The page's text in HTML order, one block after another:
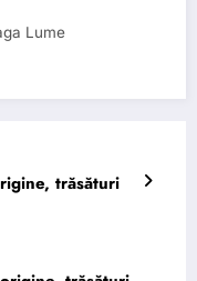
Lume
trăsături